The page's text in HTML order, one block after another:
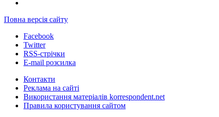
Повна версія сайту
Facebook
Twitter
RSS-стрічки
E-mail розсилка
Контакти
Реклама на сайті
Використання матеріалів korrespondent.net
Правила користування сайтом